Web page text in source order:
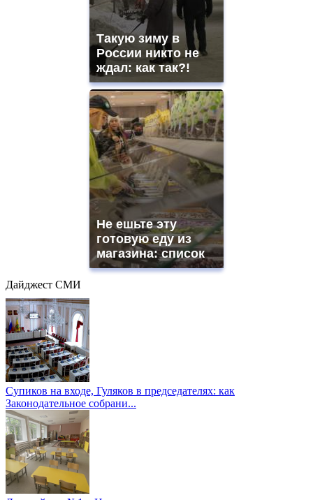
Такую зиму в
России никто не
ждал: как так?!
Не ешьте эту
готовую еду из
магазина: список
Дайджест СМИ
Супиков на входе, Гуляков в председателях: как
Законодательное собрани...